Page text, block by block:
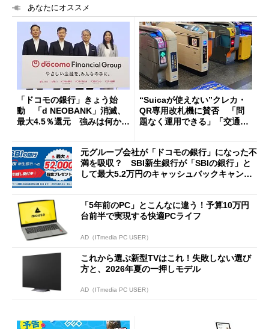
あなたにオススメ
「ドコモの銀行」きょう始
動 「d NEOBANK」消滅、
最大4.5％還元 強みは何か解
“Suicaが使えない”クレカ・
QR専用改札機に賛否 「問
題なく運用できる」「交通系I
元グループ会社が「ドコモの銀行」になった不
満を吸収？ SBI新生銀行が「SBIの銀行」と
して最大5.2万円のキャッシュバックキャンペ
「5年前のPC」とこんなに違う！予算10万円
台前半で実現する快適PCライフ
AD（ITmedia PC USER）
これから選ぶ新型TVはこれ！失敗しない選び
方と、2026年夏の一押しモデル
AD（ITmedia PC USER）